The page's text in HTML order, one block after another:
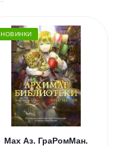
НОВИНКИ
Мах Аз. ГраРомМан.